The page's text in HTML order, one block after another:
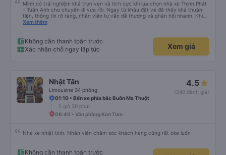
Mình có trải nghiệm khá trọn vẹn và tích cực khi lựa chọn nhà xe Thịnh Phát
– Tuấn Anh cho chuyến đi vừa rồi. Ngay từ khâu đặt vé đã thấy khá thuận
tiện, thông tin rõ ràng, nhân viên tư vấn dễ thương và phản hồi nhanh. Khi
đến giờ xuất phát, xe đón khách đúng hẹn, sắp xếp chỗ ngồi gọn gàng nên
xế lái cẩn thận, giữ tốc độ ổn định nên mình cảm thấy yên tâm trong suốt
hành trình. Trên xe cũng giữ được sự trật tự, không quá ồn ào, phù hợp với
những ai muốn nghỉ ngơi hoặc thư giãn khi di chuyển. Thái độ phục vụ của
hợp để lựa chọn cho những chuyến đi cần sự an tâm, gọn gàng và thoải mái.
Xem thêm
Không cần thanh toán trước
Xác nhận chỗ ngay lập tức
Xem giá
Nhật Tân
Limousine 34 phòng
4.5
(240 đánh giá)
01:10 • Bến xe phía bắc Buôn Ma Thuột
5 giờ 30 phút
06:40 • Văn phòng Kon Tum
Nhà xe nhiệt tình. Nhân viên chăm sóc khách hàng cũng rất oke luôn
Không cần thanh toán trước